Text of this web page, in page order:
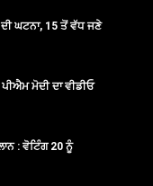
ਘਟਨਾ, 15 ਤੋਂ ਵੱਧ ਜਣੇ
ਮੋਦੀ ਦਾ ਵੀਡੀਓ
: ਵੋਟਿੰਗ 20 ਨੂੰ